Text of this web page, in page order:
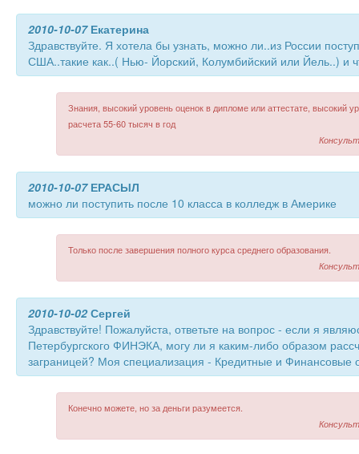
2010-10-07Екатерина
Здравствуйте. Я хотела бы узнать, можно ли..из России
США..такие как..( Нью- Йорский, Колумбийский или Йель..) и
Знания, высокий уровень оценок в дипломе или аттестате, высокий
расчета 55-60 тысяч в год
2010-10-07ЕРАСЫЛ
можно ли поступить после 10 класса в колледж в Америке
Только после завершения полного курса среднего образования.
2010-10-02Сергей
Здравствуйте! Пожалуйста, ответьте на вопрос - если я
Петербургского ФИНЭКА, могу ли я каким-либо образом
заграницей? Моя специализация - Кредитные и Финансовые
Конечно можете, но за деньги разумеется.